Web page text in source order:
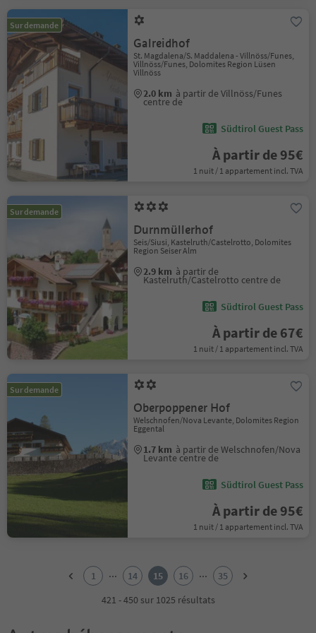
Sur demande
Galreidhof
St. Magdalena/S. Maddalena - Villnöss/Funes,
Villnöss/Funes, Dolomites Region Lüsen
Villnöss
2.0 km à partir de Villnöss/Funes
centre de
Südtirol Guest Pass
À partir de 95€
1 nuit / 1 appartement incl. TVA
Sur demande
Durnmüllerhof
Seis/Siusi, Kastelruth/Castelrotto, Dolomites
Region Seiser Alm
2.9 km à partir de
Kastelruth/Castelrotto centre de
Südtirol Guest Pass
À partir de 67€
1 nuit / 1 appartement incl. TVA
Sur demande
Oberpoppener Hof
Welschnofen/Nova Levante, Dolomites Region
Eggental
1.7 km à partir de Welschnofen/Nova
Levante centre de
Südtirol Guest Pass
À partir de 95€
1 nuit / 1 appartement incl. TVA
1 ... 14 15 16 ...
35
421 - 450 sur 1025 résultats